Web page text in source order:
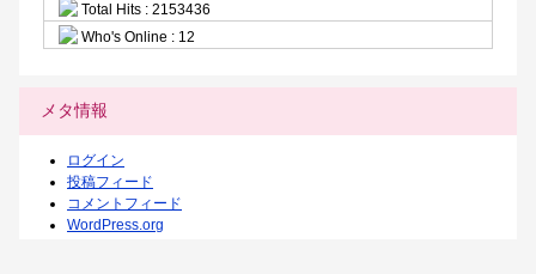
Total Hits : 2153436
Who's Online : 12
メタ情報
ログイン
投稿フィード
コメントフィード
WordPress.org